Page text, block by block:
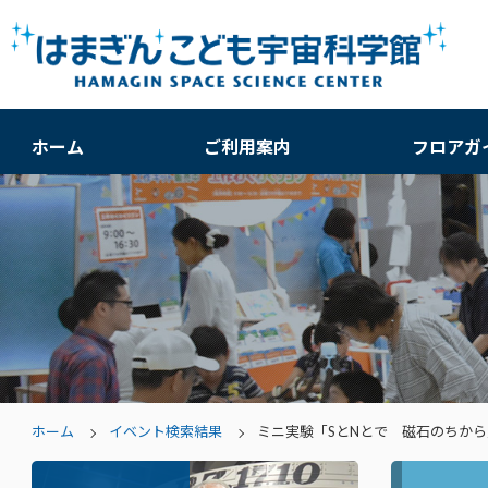
ホーム ご利用案内 フロアガ
ホーム イベント検索結果 ミニ実験「SとNとで 磁石のちか